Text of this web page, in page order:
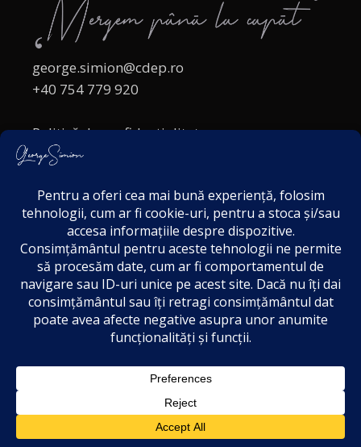
george.simion@cdep.ro
+40 754 779 920
Politică de confidențialitate
Politica cookies
Acordul de markting
Disclaimer
2